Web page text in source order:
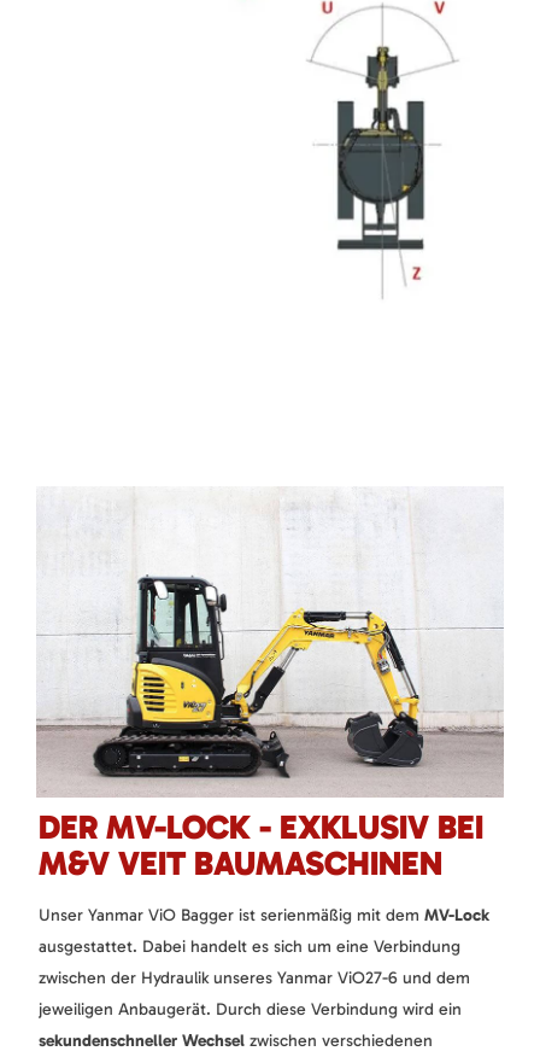
DER MV-LOCK - EXKLUSIV BEI
M&V VEIT BAUMASCHINEN
Unser Yanmar ViO Bagger ist serienmäßig mit dem MV-Lock
ausgestattet. Dabei handelt es sich um eine Verbindung
zwischen der Hydraulik unseres Yanmar ViO27-6 und dem
jeweiligen Anbaugerät. Durch diese Verbindung wird ein
sekundenschneller Wechsel zwischen verschiedenen